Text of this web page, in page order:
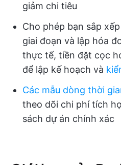
giảm chi tiêu
Cho phép bạn sắp
giai đoạn và lập hóa
thực tế, tiền đặt cọc
để lập kế hoạch và
Các mẫu dòng thời
theo dõi chi phí tích
sách dự án chính xác